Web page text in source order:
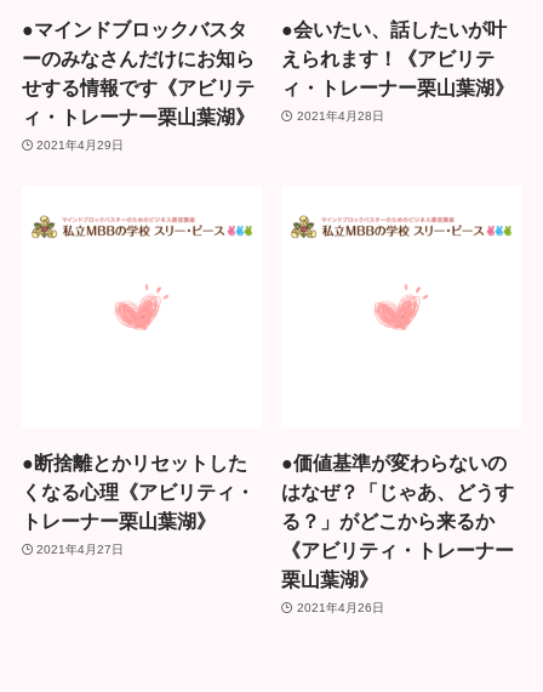
●マインドブロックバスタ
ーのみなさんだけにお知ら
せする情報です《アビリテ
ィ・トレーナー栗山葉湖》
2021年4月29日
●会いたい、話したいが叶
えられます！《アビリテ
ィ・トレーナー栗山葉湖》
2021年4月28日
●断捨離とかリセットした
くなる心理《アビリティ・
トレーナー栗山葉湖》
2021年4月27日
●価値基準が変わらないの
はなぜ？「じゃあ、どうす
る？」がどこから来るか
《アビリティ・トレーナー
栗山葉湖》
2021年4月26日